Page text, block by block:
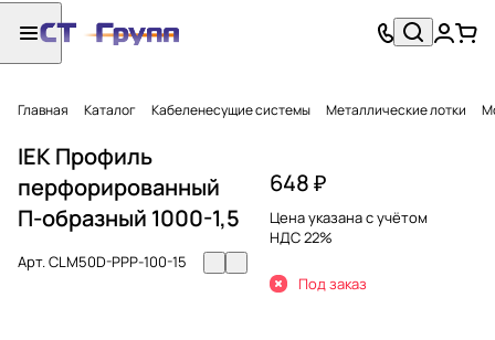
Главная Каталог Кабеленесущие системы Металлические лотки
IEK Профиль
перфорированный
П-образный 1000-1,5
Арт.CLM50D-PPP-100-15
648 ₽
Цена указана с учётом
НДС 22%
Под заказ